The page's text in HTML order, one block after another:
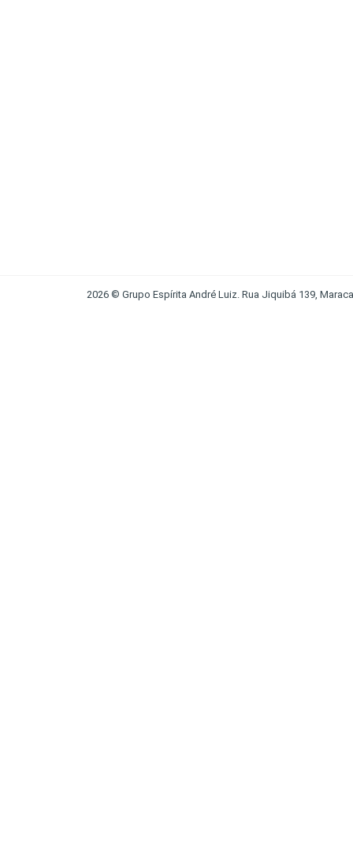
2026 © Grupo Espírita André Luiz. Rua Jiquibá 139,